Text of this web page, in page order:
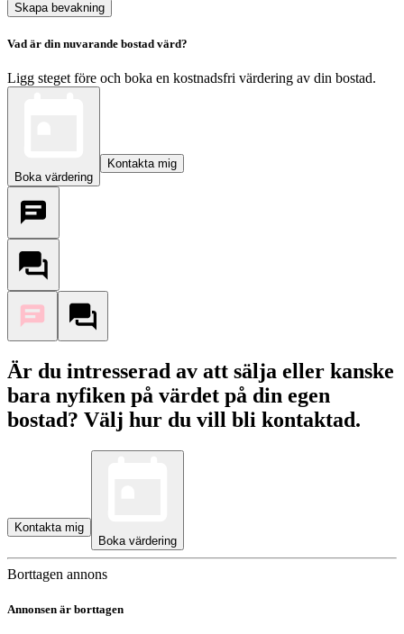
Skapa bevakning
Vad är din nuvarande bostad värd?
Ligg steget före och boka en kostnadsfri värdering av din bostad.
Boka värdering
Kontakta mig
Är du intresserad av att sälja eller kanske
bara nyfiken på värdet på din egen
bostad? Välj hur du vill bli kontaktad.
Kontakta mig
Boka värdering
Borttagen annons
Annonsen är borttagen